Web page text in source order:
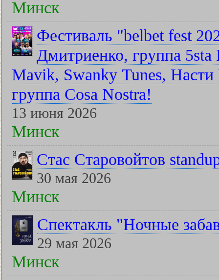
Минск
Фестиваль "belbet fest
Дмитриенко, группа
Mavik, Swanky Tunes, Насти
группа Cosa Nostra!
13 июня 2026
Минск
Стас Старовойтов
30 мая 2026
Минск
Спектакль "Ночные
29 мая 2026
Минск